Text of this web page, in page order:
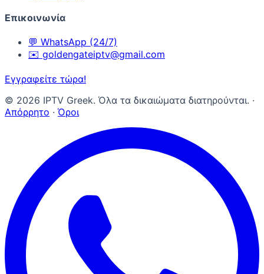
Επικοινωνία
💬 WhatsApp (24/7)
✉️ goldengateiptv@gmail.com
Εγγραφείτε τώρα!
© 2026 IPTV Greek. Όλα τα δικαιώματα διατηρούνται. ·
Απόρρητο · Όροι